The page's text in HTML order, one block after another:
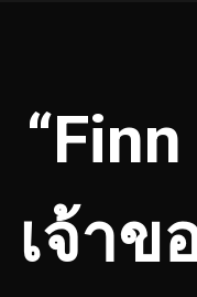
เจ้าข